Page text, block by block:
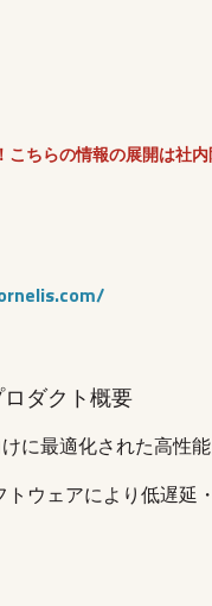
こちらの情報の展開は社
ダクト概要
に最適化された高性
トウェアにより低遅